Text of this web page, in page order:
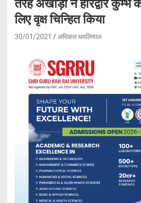
तेरह अखाड़ों ने हरिद्वार कुम्भ
लिए वृक्ष चिन्हित किया
30/01/2021 अविकल थपलियाल